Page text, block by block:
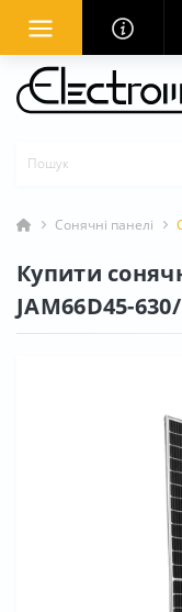
Сонячні панелі
Купити
JAM66D45-